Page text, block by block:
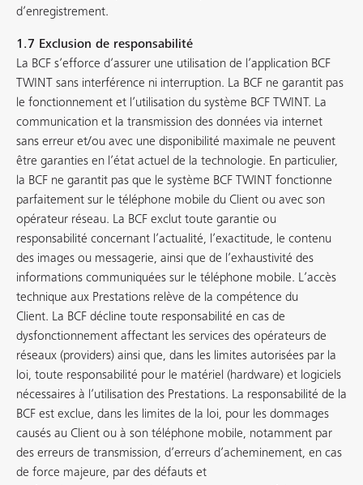
d’enregistrement.
1.7 Exclusion de responsabilité
La BCF s’efforce d’assurer une utilisation de l’application BCF
TWINT sans interférence ni interruption. La BCF ne garantit pas
le fonctionnement et l’utilisation du système BCF TWINT. La
communication et la transmission des données via internet
sans erreur et/ou avec une disponibilité maximale ne peuvent
être garanties en l’état actuel de la technologie. En particulier,
la BCF ne garantit pas que le système BCF TWINT fonctionne
parfaitement sur le téléphone mobile du Client ou avec son
opérateur réseau. La BCF exclut toute garantie ou
responsabilité concernant l’actualité, l’exactitude, le contenu
des images ou messagerie, ainsi que de l’exhaustivité des
informations communiquées sur le téléphone mobile. L’accès
technique aux Prestations relève de la compétence du
Client. La BCF décline toute responsabilité en cas de
dysfonctionnement affectant les services des opérateurs de
réseaux (providers) ainsi que, dans les limites autorisées par la
loi, toute responsabilité pour le matériel (hardware) et logiciels
nécessaires à l’utilisation des Prestations. La responsabilité de la
BCF est exclue, dans les limites de la loi, pour les dommages
causés au Client ou à son téléphone mobile, notamment par
des erreurs de transmission, d’erreurs d’acheminement, en cas
de force majeure, par des défauts et